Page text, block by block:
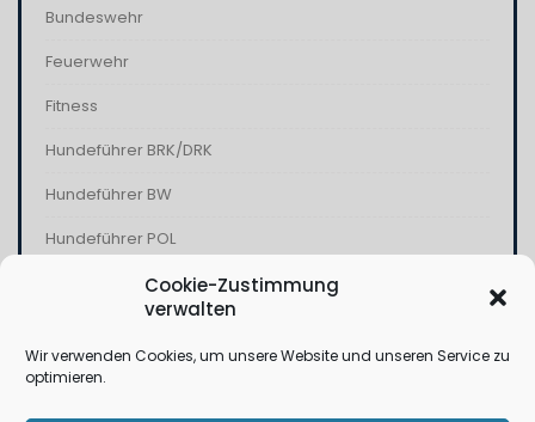
Cookie-Zustimmung
verwalten
Wir verwenden Cookies, um unsere Website und unseren Service zu
optimieren.
Bundeswehr
Feuerwehr
Fitness
Hundeführer BRK/DRK
Hundeführer BW
Hundeführer POL
Kampfschwimmer
Polizei
THW